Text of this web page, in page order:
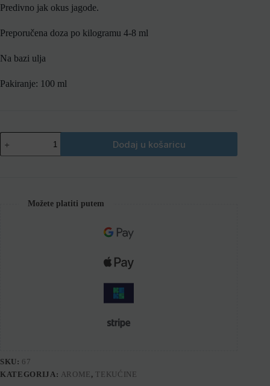
Predivno jak okus jagode.
Preporučena doza po kilogramu 4-8 ml
Na bazi ulja
Pakiranje: 100 ml
Dodaj u košaricu
Možete platiti putem
SKU: 67
KATEGORIJA: AROME ,TEKUĆINE